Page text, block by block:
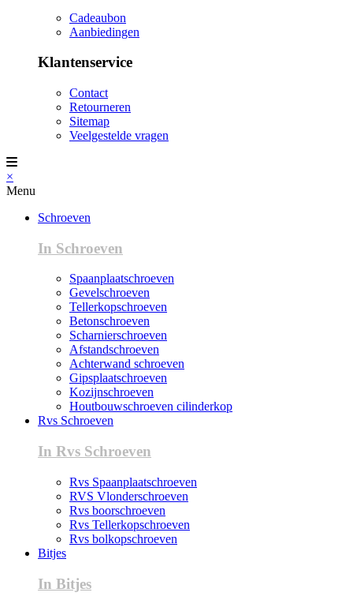
Cadeaubon
Aanbiedingen
Klantenservice
Contact
Retourneren
Sitemap
Veelgestelde vragen
×
Menu
Schroeven
In Schroeven
Spaanplaatschroeven
Gevelschroeven
Tellerkopschroeven
Betonschroeven
Scharnierschroeven
Afstandschroeven
Achterwand schroeven
Gipsplaatschroeven
Kozijnschroeven
Houtbouwschroeven cilinderkop
Rvs Schroeven
In Rvs Schroeven
Rvs Spaanplaatschroeven
RVS Vlonderschroeven
Rvs boorschroeven
Rvs Tellerkopschroeven
Rvs bolkopschroeven
Bitjes
In Bitjes